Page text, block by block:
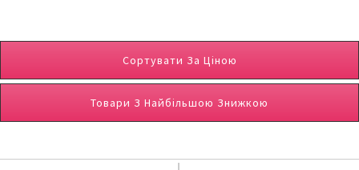
Сортувати За Ціною
Товари З Найбільшою Знижкою